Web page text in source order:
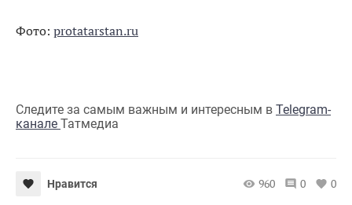
Фото: protatarstan.ru
Следите за самым важным и интересным в Telegram-
канале Татмедиа
Нравится 960 0 0